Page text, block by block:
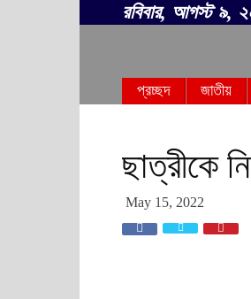
রবিবার, আগস্ট ৯,
বাংলা
প্রচ্ছদ জাতীয়
ছাত্রীকে
May 15, 2022